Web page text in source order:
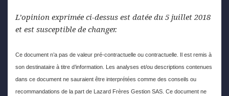
L’opinion exprimée ci-dessus est datée du 5 juillet 2018
et est susceptible de changer.
Ce document n’a pas de valeur pré-contractuelle ou contractuelle. Il est remis à
son destinataire à titre d’information. Les analyses et/ou descriptions contenues
dans ce document ne sauraient être interprétées comme des conseils ou
recommandations de la part de Lazard Frères Gestion SAS. Ce document ne